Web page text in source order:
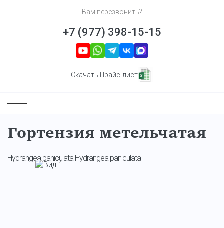
Вам перезвонить?
+7 (977) 398-15-15
Скачать Прайс-лист
Гортензия метельчатая
Hydrangea paniculata Hydrangea paniculata